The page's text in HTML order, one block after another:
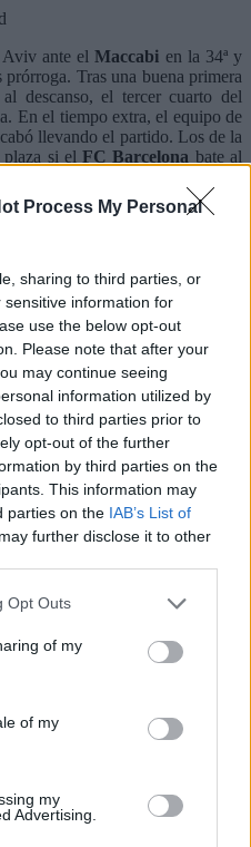
Process My Personal
sharing to third parties, or
information for
use the below opt-out
Please note that after your
may continue seeing
information utilized by
to third parties prior to
opt-out of the further
by third parties on the
This information may
parties on the IAB’s List of
further disclose it to other
Opt Outs
of my
of my
my
Advertising.
Aviv ante elMaccabi en la 34ª y
prórroga. Tras una buena primera
descanso, el tercer cuarto del
En el tiempo extra, el equipo de
llevando el partido. Los de la
plaza si elFC Barcelona bate al